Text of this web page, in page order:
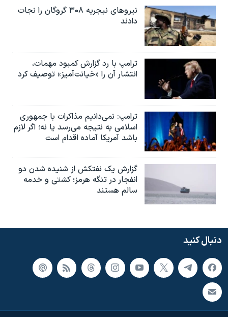
نیروهای نیجریه‌ ۳۰۸ گروگان را نجات
دادند
ترامپ با رد گزارش کمبود مهمات،
انتشار آن را «خیانت‌آمیز» توصیف کرد
ترامپ: نمی‌دانیم مذاکرات با جمهوری
اسلامی به نتیجه می‌رسد یا نه؛ اگر لازم
باشد آمریکا آماده اقدام است
گزارش یک نفتکش از شنیده شدن دو
انفجار در تنگه هرمز؛ کشتی و خدمه
سالم هستند
دنبال کنید